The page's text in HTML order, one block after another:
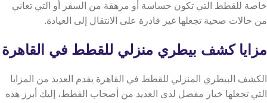
خاصة للقطط التي تكون حساسة أو مرهقة من السفر أو التي تعاني
من حالات صحية تجعلها غير قادرة على الانتقال إلى العيادة.
مزايا كشف بيطري منزلي للقطط في القاهرة
الكشف البيطري المنزلي للقطط في القاهرة يقدم العديد من المزايا
التي تجعلها خيار مفضل لدى العديد من أصحاب القطط، إليك أبرز هذه